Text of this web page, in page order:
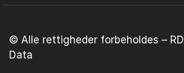
© Alle rettigheder forbeholdes – RD
Data